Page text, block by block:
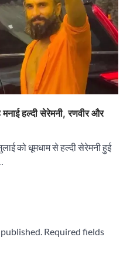
हल्दी सेरेमनी, रणवीर और
को धूमधाम से हल्दी सेरेमनी हुई
Required fields